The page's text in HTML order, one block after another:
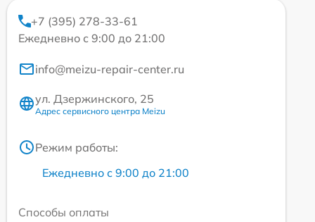
+7 (395) 278-33-61
Ежедневно с 9:00 до 21:00
info@meizu-repair-center.ru
ул. Дзержинского, 25
Адрес сервисного центра Meizu
Режим работы:
Ежедневно с 9:00 до 21:00
Способы оплаты